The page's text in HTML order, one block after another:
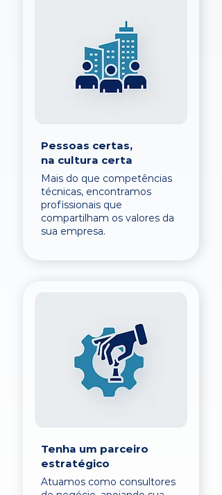
Pessoas certas,
na cultura certa
Mais do que competências
técnicas, encontramos
profissionais que
compartilham os valores da
sua empresa.
Tenha um parceiro
estratégico
Atuamos como consultores